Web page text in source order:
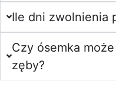
Ile dni zwolnienia
Czy ósemka
zęby?